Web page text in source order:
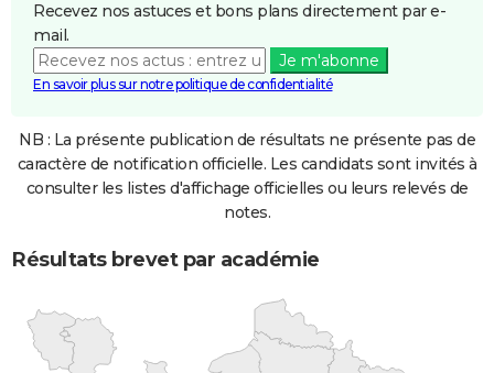
Recevez nos astuces et bons plans directement par e-
mail.
Je m'abonne
En savoir plus sur notre politique de confidentialité
NB : La présente publication de résultats ne présente pas de
caractère de notification officielle. Les candidats sont invités à
consulter les listes d'affichage officielles ou leurs relevés de
notes.
Résultats brevet par académie